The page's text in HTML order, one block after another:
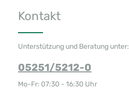
Kontakt
Unterstützung und Beratung unter:
05251/5212-0
Mo-Fr: 07:30 - 16:30 Uhr